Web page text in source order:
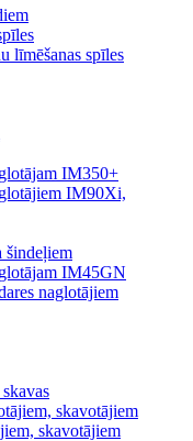
līmēšanas spīles
IM350+
IM90Xi,
šindeļiem
IM45GN
naglotājiem
skavotājiem
skavotājiem